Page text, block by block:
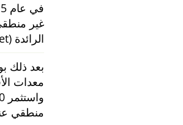
في عام 2015، تخلت بنك الاستثمار الهولندي
الرائدة
بعد ذلك
معدات
منطقي